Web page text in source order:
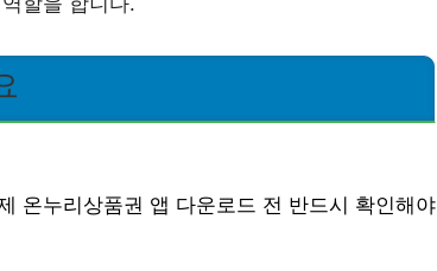
온누리상품권 앱 다운로드 전 반드시 확인해야